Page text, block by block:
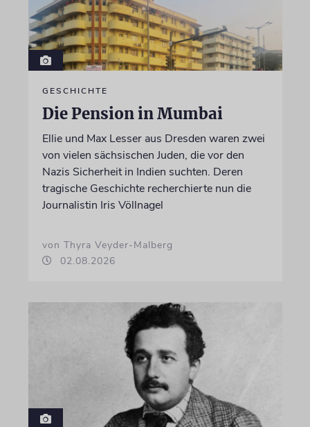
GESCHICHTE
Die Pension in Mumbai
Ellie und Max Lesser aus Dresden waren zwei
von vielen sächsischen Juden, die vor den
Nazis Sicherheit in Indien suchten. Deren
tragische Geschichte recherchierte nun die
Journalistin Iris Völlnagel
von Thyra Veyder-Malberg
02.08.2026